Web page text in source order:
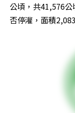
公頃，共41,576
否停灌，面積